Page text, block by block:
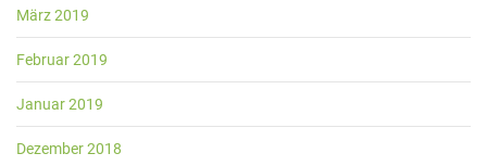
März 2019
Februar 2019
Januar 2019
Dezember 2018